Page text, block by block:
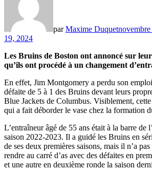
parMaxime Duquet
19, 2024
Les Bruins de Boston ont annoncé sur
qu’ils ont procédé à un changement
En effet, Jim Montgomery a perdu son
défaite de 5 à 1 des Bruins devant leurs
Blue Jackets de Columbus. Visiblement,
qui a fait déborder le vase chez la formation
L’entraîneur âgé de 55 ans était à la barre de
saison 2022-2023. Il a guidé les Bruins en
de ses deux premières saisons, mais il n’a
rendre au carré d’as avec des défaites en
et une autre en deuxième ronde la saison